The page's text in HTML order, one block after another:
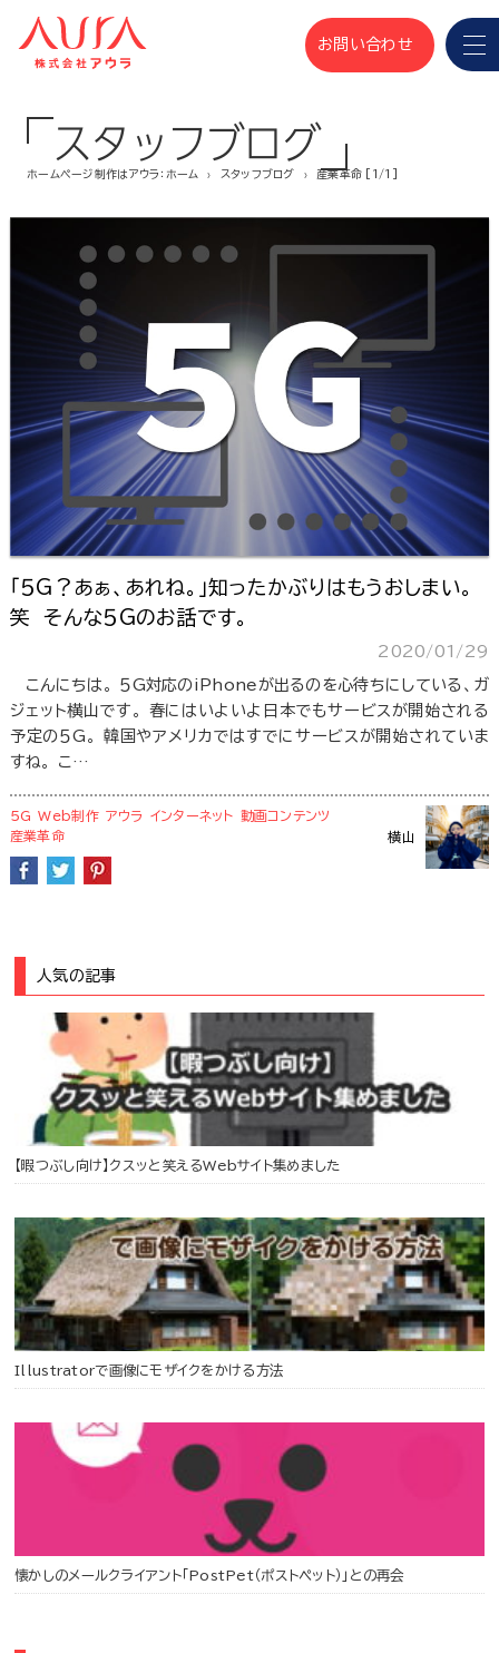
お問い合わせ
スタッフブログ
ホームページ制作はアウラ：ホーム スタッフブログ 産業革命 [1/1]
「５G？あぁ、あれね。」知ったかぶりはもうおしまい。
笑 そんな５Gのお話です。
2020/01/29
こんにちは。 ５G対応のiPhoneが出るのを心待ちにしている、ガ
ジェット横山です。 春にはいよいよ日本でもサービスが開始される
予定の５G。 韓国やアメリカではすでにサービスが開始されていま
すね。 こ…
横山
５G Web制作 アウラ インターネット 動画コンテンツ
産業革命
人気の記事
【暇つぶし向け】クスッと笑えるWebサイト集めました
Illustratorで画像にモザイクをかける方法
懐かしのメールクライアント「PostPet（ポストペット）」との再会